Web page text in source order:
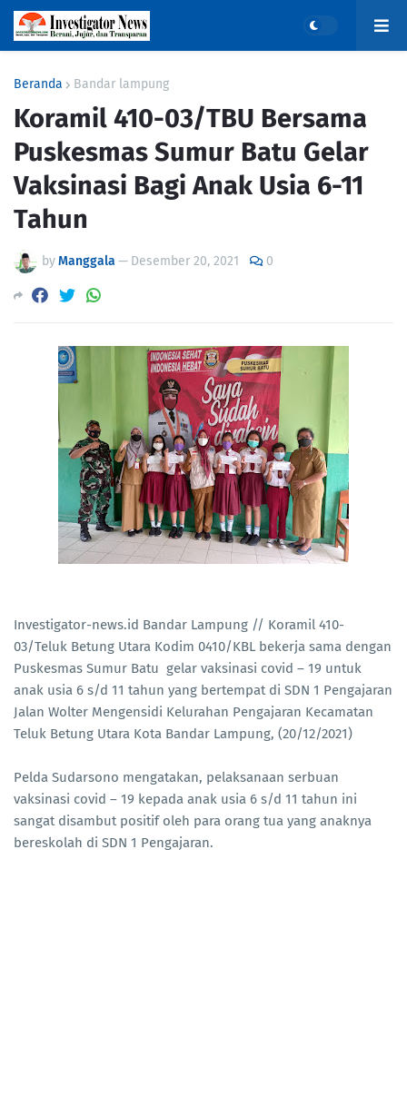
Beranda Bandar lampung
Koramil 410-03/TBU Bersama
Puskesmas Sumur Batu Gelar
Vaksinasi Bagi Anak Usia 6-11
Tahun
byManggala — Desember 20, 2021 0
Investigator-news.id Bandar Lampung // Koramil 410-
03/Teluk Betung Utara Kodim 0410/KBL bekerja sama dengan
Puskesmas Sumur Batu gelar vaksinasi covid – 19 untuk
anak usia 6 s/d 11 tahun yang bertempat di SDN 1 Pengajaran
Jalan Wolter Mengensidi Kelurahan Pengajaran Kecamatan
Teluk Betung Utara Kota Bandar Lampung, (20/12/2021)
Pelda Sudarsono mengatakan, pelaksanaan serbuan
vaksinasi covid – 19 kepada anak usia 6 s/d 11 tahun ini
sangat disambut positif oleh para orang tua yang anaknya
bereskolah di SDN 1 Pengajaran.